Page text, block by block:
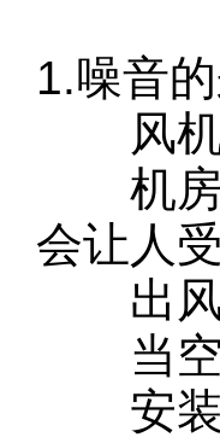
1.噪音
风
机房
会让人
出风
当空
安装